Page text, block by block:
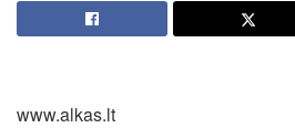
www.alkas.lt